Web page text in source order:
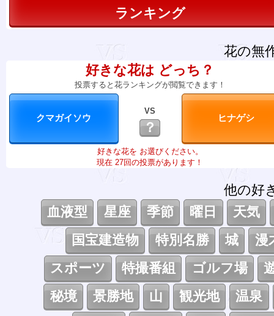
ランキング
花の無
好きな花は どっち？
投票すると花ランキングが閲覧できます！
VS
？
好きな花を お選びください。
現在 27回の投票があります！
他の好
血液型
星座 季節 曜日
天気
国宝建造物
特別名勝 城
漫
スポーツ
特撮番組 ゴルフ場
秘境
景勝地 山 観光地
温泉